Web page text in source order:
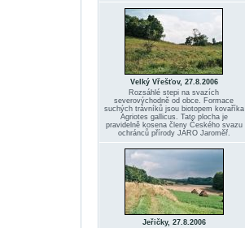
Velký Vřešťov, 27.8.2006
Rozsáhlé stepi na svazích
severovýchodně od obce. Formace
suchých trávníků jsou biotopem kovaříka
Agriotes gallicus. Tato plocha je
pravidelně kosena členy Českého svazu
ochránců přírody JARO Jaroměř.
Jeřičky, 27.8.2006